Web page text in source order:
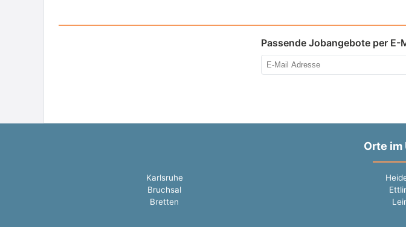
Passende Jobangebote per E-
Orte im
Karlsruhe
Bruchsal
Bretten